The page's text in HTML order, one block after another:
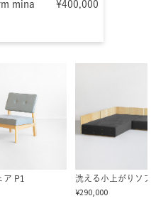
mina
¥400,000
ア P1 洗える小上がりソフ
¥290,000